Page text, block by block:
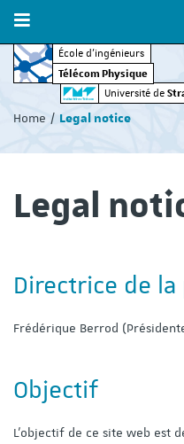
École d’ingénieurs
Télécom Physique
Université de
êtes
Home Legal notice
Legal
Directrice de
Frédérique Berrod
Objectif
L'objectif de ce site web est